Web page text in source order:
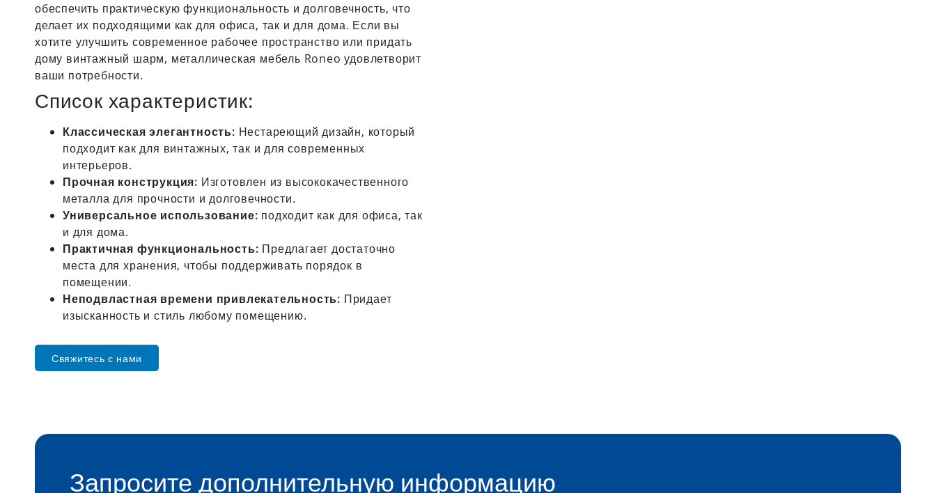
обеспечить практическую функциональность и долговечность, что
делает их подходящими как для офиса, так и для дома. Если вы
хотите улучшить современное рабочее пространство или придать
дому винтажный шарм, металлическая мебель Roneo удовлетворит
ваши потребности.
Список характеристик:
Классическая элегантность: Нестареющий дизайн, который
подходит как для винтажных, так и для современных
интерьеров.
Прочная конструкция: Изготовлен из высококачественного
металла для прочности и долговечности.
Универсальное использование: подходит как для офиса, так
и для дома.
Практичная функциональность: Предлагает достаточно
места для хранения, чтобы поддерживать порядок в
помещении.
Неподвластная времени привлекательность: Придает
изысканность и стиль любому помещению.
Свяжитесь с нами
Запросите дополнительную информацию